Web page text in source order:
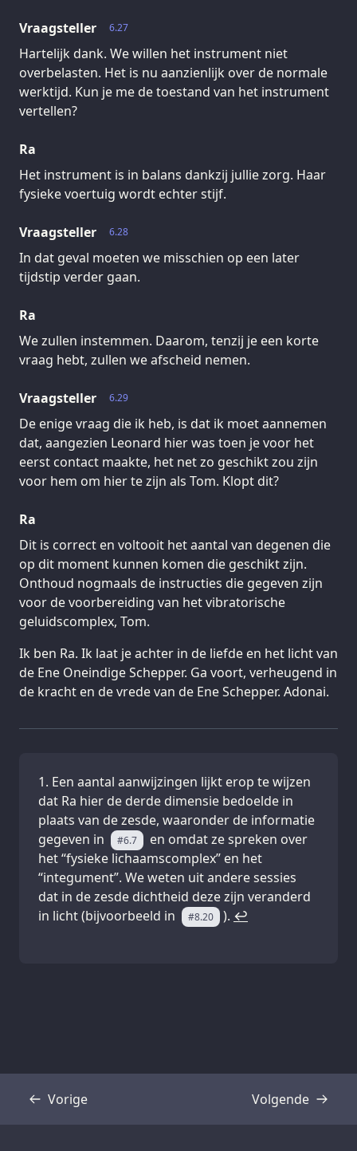
6.27
Vraagsteller
Hartelijk dank. We willen het instrument niet
overbelasten. Het is nu aanzienlijk over de normale
werktijd. Kun je me de toestand van het instrument
vertellen?
Ra
Het instrument is in balans dankzij jullie zorg. Haar
fysieke voertuig wordt echter stijf.
6.28
Vraagsteller
In dat geval moeten we misschien op een later
tijdstip verder gaan.
Ra
We zullen instemmen. Daarom, tenzij je een korte
vraag hebt, zullen we afscheid nemen.
6.29
Vraagsteller
De enige vraag die ik heb, is dat ik moet aannemen
dat, aangezien Leonard hier was toen je voor het
eerst contact maakte, het net zo geschikt zou zijn
voor hem om hier te zijn als Tom. Klopt dit?
Ra
Dit is correct en voltooit het aantal van degenen die
op dit moment kunnen komen die geschikt zijn.
Onthoud nogmaals de instructies die gegeven zijn
voor de voorbereiding van het vibratorische
geluidscomplex, Tom.
Ik ben Ra. Ik laat je achter in de liefde en het licht van
de Ene Oneindige Schepper. Ga voort, verheugend in
de kracht en de vrede van de Ene Schepper. Adonai.
Een aantal aanwijzingen lijkt erop te wijzen
dat Ra hier de derde dimensie bedoelde in
plaats van de zesde, waaronder de informatie
gegeven in
#6.7
en omdat ze spreken over
het “fysieke lichaamscomplex” en het
“integument”. We weten uit andere sessies
dat in de zesde dichtheid deze zijn veranderd
in licht (bijvoorbeeld in
#8.20 ). ↩
Vorige
Transcriptie Volgende
Transcriptie